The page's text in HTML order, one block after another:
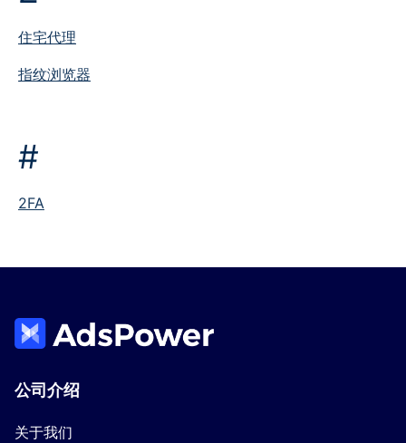
住宅代理
指纹浏览器
#
2FA
公司介绍
关于我们